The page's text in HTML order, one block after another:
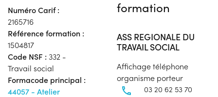
Numéro Carif :
2165716
Référence formation :
1504817
Code NSF : 332 -
Travail social
Formacode principal :
44057 - Atelier
formation
ASS REGIONALE DU
TRAVAIL SOCIAL
Affichage téléphone
organisme porteur
03 20 62 53 70